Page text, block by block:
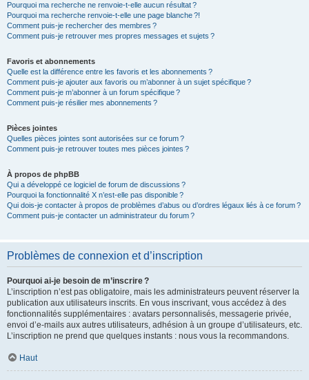
Pourquoi ma recherche ne renvoie-t-elle aucun résultat ?
Pourquoi ma recherche renvoie-t-elle une page blanche ?!
Comment puis-je rechercher des membres ?
Comment puis-je retrouver mes propres messages et sujets ?
Favoris et abonnements
Quelle est la différence entre les favoris et les abonnements ?
Comment puis-je ajouter aux favoris ou m’abonner à un sujet spécifique ?
Comment puis-je m’abonner à un forum spécifique ?
Comment puis-je résilier mes abonnements ?
Pièces jointes
Quelles pièces jointes sont autorisées sur ce forum ?
Comment puis-je retrouver toutes mes pièces jointes ?
À propos de phpBB
Qui a développé ce logiciel de forum de discussions ?
Pourquoi la fonctionnalité X n’est-elle pas disponible ?
Qui dois-je contacter à propos de problèmes d’abus ou d’ordres légaux liés à ce forum ?
Comment puis-je contacter un administrateur du forum ?
Problèmes de connexion et d’inscription
Pourquoi ai-je besoin de m’inscrire ?
L’inscription n’est pas obligatoire, mais les administrateurs peuvent réserver la
publication aux utilisateurs inscrits. En vous inscrivant, vous accédez à des
fonctionnalités supplémentaires : avatars personnalisés, messagerie privée,
envoi d’e-mails aux autres utilisateurs, adhésion à un groupe d’utilisateurs, etc.
L’inscription ne prend que quelques instants : nous vous la recommandons.
Haut